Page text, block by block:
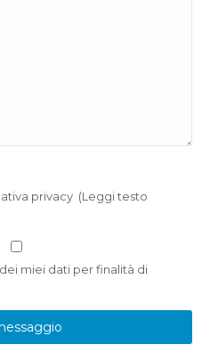
privacy (Leggi testo
miei dati per finalità di